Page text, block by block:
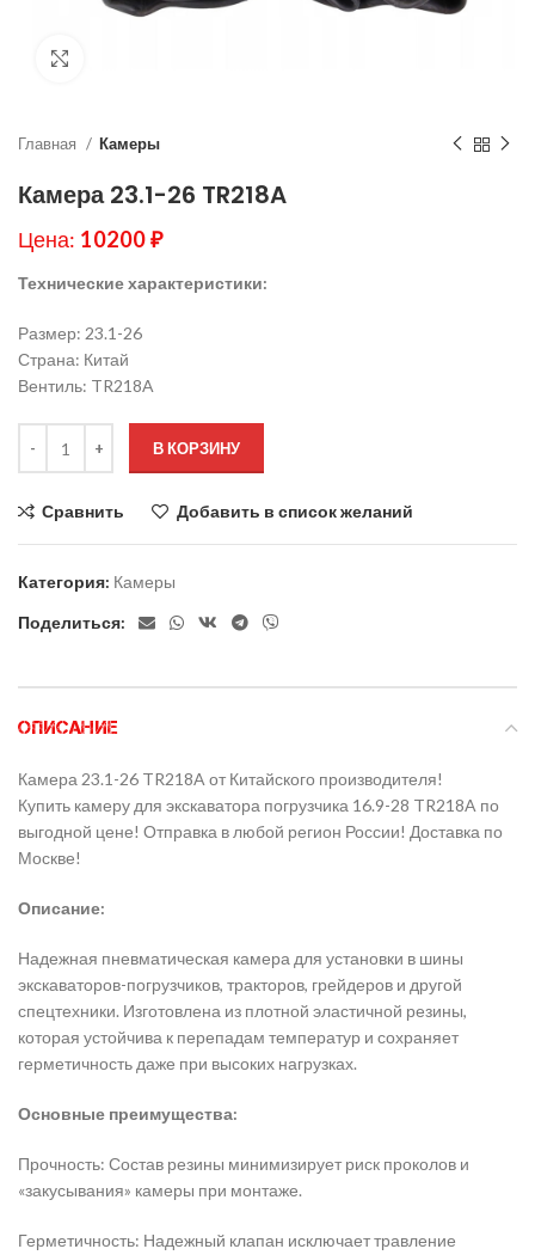
Главная Камеры
Камера 23.1-26 TR218A
Цена: 10200₽
Технические характеристики:
Размер: 23.1-26
Страна: Китай
Вентиль: TR218A
В КОРЗИНУ
Сравнить Добавить в список желаний
Категория: Камеры
Поделиться:
ОПИСАНИЕ
Камера 23.1-26 TR218A от Китайского производителя!
Купить камеру для экскаватора погрузчика 16.9-28 TR218A по
выгодной цене! Отправка в любой регион России! Доставка по
Москве!
Описание:
Надежная пневматическая камера для установки в шины
экскаваторов-погрузчиков, тракторов, грейдеров и другой
спецтехники. Изготовлена из плотной эластичной резины,
которая устойчива к перепадам температур и сохраняет
герметичность даже при высоких нагрузках.
​Основные преимущества:
​Прочность: Состав резины минимизирует риск проколов и
«закусывания» камеры при монтаже.
​Герметичность: Надежный клапан исключает травление